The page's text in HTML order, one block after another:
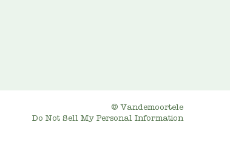
© Vandemoortele
Do Not Sell My Personal Information